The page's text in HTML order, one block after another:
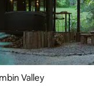
Valley